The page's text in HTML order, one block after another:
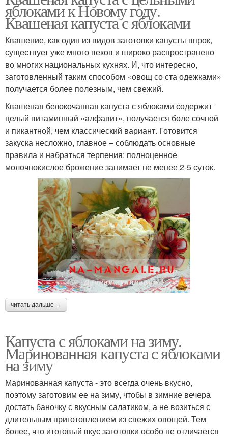
яблоками к Новому году.
Квашеная капуста с яблоками
Квашение, как один из видов заготовки капусты впрок,
существует уже много веков и широко распространено
во многих национальных кухнях. И, что интересно,
заготовленный таким способом «овощ со ста одежками»
получается более полезным, чем свежий.
Квашеная белокочанная капуста с яблоками содержит
целый витаминный «алфавит», получается боле сочной
и пикантной, чем классический вариант. Готовится
закуска несложно, главное – соблюдать основные
правила и набраться терпения: полноценное
молочнокислое брожение занимает не менее 2-5 суток.
читать дальше →
Капуста с яблоками на зиму.
Маринованная капуста с яблоками
на зиму
Маринованная капуста - это всегда очень вкусно,
поэтому заготовим ее на зиму, чтобы в зимние вечера
достать баночку с вкусным салатиком, а не возиться с
длительным приготовлением из свежих овощей. Тем
более, что итоговый вкус заготовки особо не отличается